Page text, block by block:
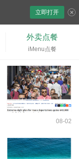
立即打开
外卖点餐
iMenu点餐
08-02